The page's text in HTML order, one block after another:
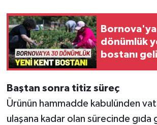
dönümlük
bostanı
Baştan sonra titiz süreç
Ürünün hammadde kabulünden
ulaşana kadar olan sürecinde gıda